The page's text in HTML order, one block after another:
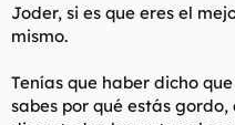
Joder, si es que eres el
mismo.
Tenías que haber dicho
sabes por qué estás